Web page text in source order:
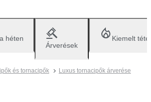
héten
Árverések
Kiemelt
és tornacipők Luxus tornacipők árverése